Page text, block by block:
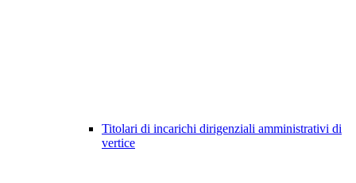
Titolari di incarichi dirigenziali amministrativi di
vertice